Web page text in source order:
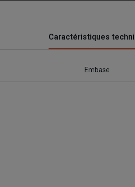
Caractéristiques
Embase